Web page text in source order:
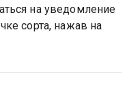
на уведомление
сорта, нажав на